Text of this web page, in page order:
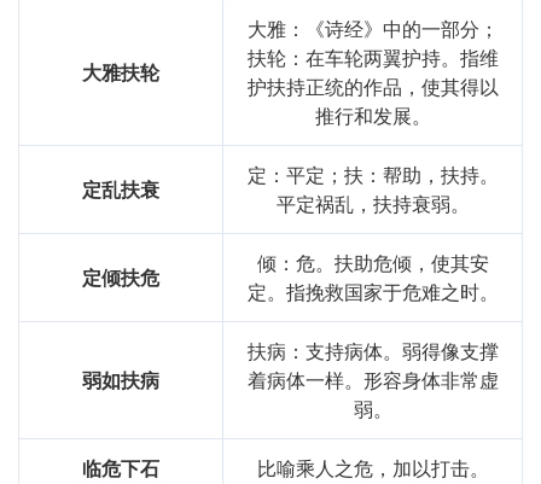
大雅扶轮
大雅：《诗经》中的一部分；
扶轮：在车轮两翼护持。指维
护扶持正统的作品，使其得以
推行和发展。
定乱扶衰
定：平定；扶：帮助，扶持。
平定祸乱，扶持衰弱。
定倾扶危
倾：危。扶助危倾，使其安
定。指挽救国家于危难之时。
弱如扶病
扶病：支持病体。弱得像支撑
着病体一样。形容身体非常虚
弱。
临危下石 比喻乘人之危，加以打击。